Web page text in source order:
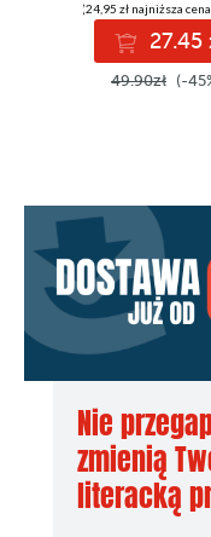
(24,95 zł najniższa
27.45
49.90zł (-
Nie
zmienią
literacką